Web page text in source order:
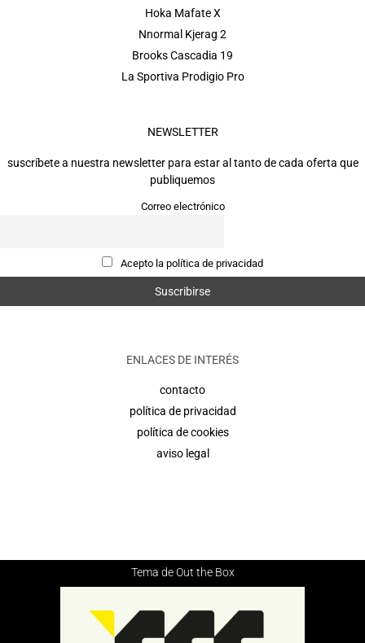
Hoka Mafate X
Nnormal Kjerag 2
Brooks Cascadia 19
La Sportiva Prodigio Pro
NEWSLETTER
suscríbete a nuestra newsletter para estar al tanto de cada oferta que
publiquemos
Correo electrónico
Acepto la política de privacidad
ENLACES DE INTERÉS
contacto
política de privacidad
política de cookies
aviso legal
Tema deOut the Box